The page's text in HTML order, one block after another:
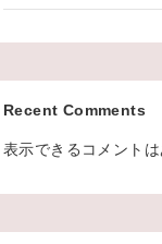
Recent Comments
表示できるコメントは